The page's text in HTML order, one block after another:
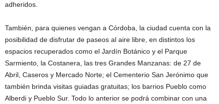
adheridos.
También, para quienes vengan a Córdoba, la ciudad cuenta con la
posibilidad de disfrutar de paseos al aire libre, en distintos los
espacios recuperados como el Jardín Botánico y el Parque
Sarmiento, la Costanera, las tres Grandes Manzanas: de 27 de
Abril, Caseros y Mercado Norte; el Cementerio San Jerónimo que
también brinda visitas guiadas gratuitas; los barrios Pueblo como
Alberdi y Pueblo Sur. Todo lo anterior se podrá combinar con una